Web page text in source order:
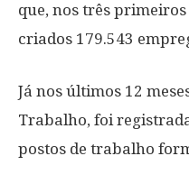
que, nos três
criados 179.543
Já nos últimos 12
Trabalho, foi
postos de trabalho